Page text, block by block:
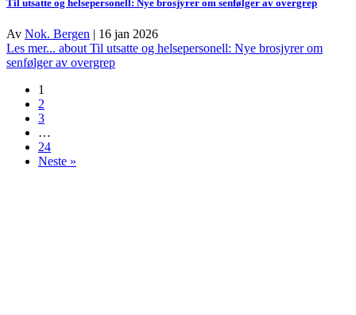
Til utsatte og helsepersonell: Nye brosjyrer om senfølger av overgrep
Av Nok. Bergen | 16 jan 2026
Les mer... about Til utsatte og helsepersonell: Nye brosjyrer om
senfølger av overgrep
1
2
3
…
24
Neste »